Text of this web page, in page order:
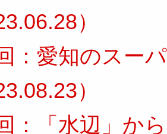
）
：愛知のスー
）
：「水辺」か